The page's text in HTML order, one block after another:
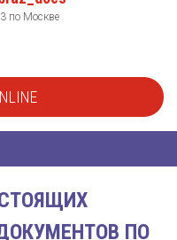
по Москве
ПО